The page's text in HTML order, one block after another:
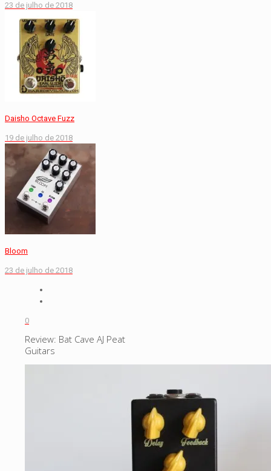
23 de julho de 2018
Daisho Octave Fuzz
19 de julho de 2018
Bloom
23 de julho de 2018
0
Review: Bat Cave AJ Peat
Guitars